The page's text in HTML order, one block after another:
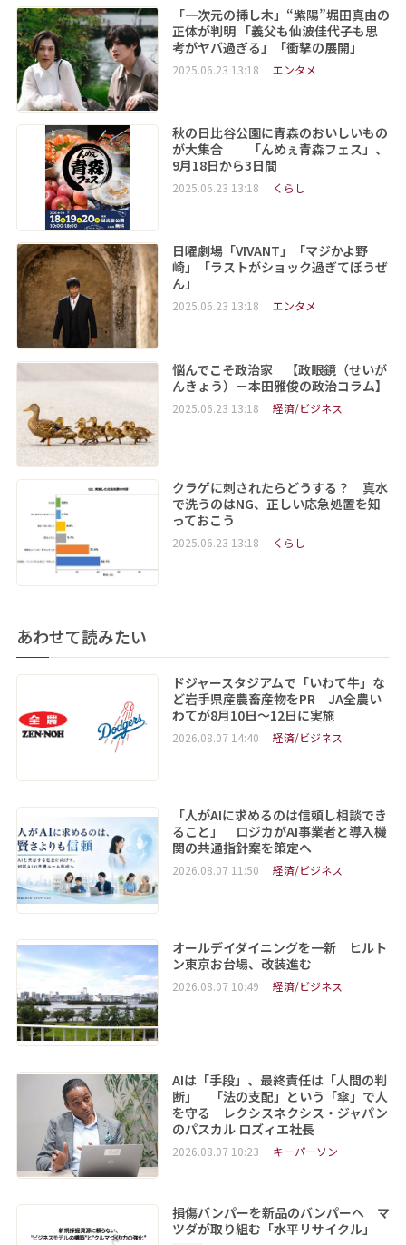
「一次元の挿し木」“紫陽”堀田真由の
正体が判明 「義父も仙波佳代子も思
考がヤバ過ぎる」「衝撃の展開」
2025.06.23 13:18 エンタメ
秋の日比谷公園に青森のおいしいもの
が大集合 「んめぇ青森フェス」、
9月18日から3日間
2025.06.23 13:18 くらし
日曜劇場「VIVANT」「マジかよ野
崎」「ラストがショック過ぎてぼうぜ
ん」
2025.06.23 13:18 エンタメ
悩んでこそ政治家 【政眼鏡（せいが
んきょう）－本田雅俊の政治コラム】
2025.06.23 13:18 経済/ビジネス
クラゲに刺されたらどうする？ 真水
で洗うのはNG、正しい応急処置を知
っておこう
2025.06.23 13:18 くらし
あわせて読みたい
ドジャースタジアムで「いわて牛」な
ど岩手県産農畜産物をPR JA全農い
わてが8月10日～12日に実施
2026.08.07 14:40 経済/ビジネス
「人がAIに求めるのは信頼し相談でき
ること」 ロジカがAI事業者と導入機
関の共通指針案を策定へ
2026.08.07 11:50 経済/ビジネス
オールデイダイニングを一新 ヒルト
ン東京お台場、改装進む
2026.08.07 10:49 経済/ビジネス
AIは「手段」、最終責任は「人間の判
断」 「法の支配」という「傘」で人
を守る レクシスネクシス・ジャパン
のパスカル ロズィエ社長
2026.08.07 10:23 キーパーソン
損傷バンパーを新品のバンパーへ マ
ツダが取り組む「水平リサイクル」